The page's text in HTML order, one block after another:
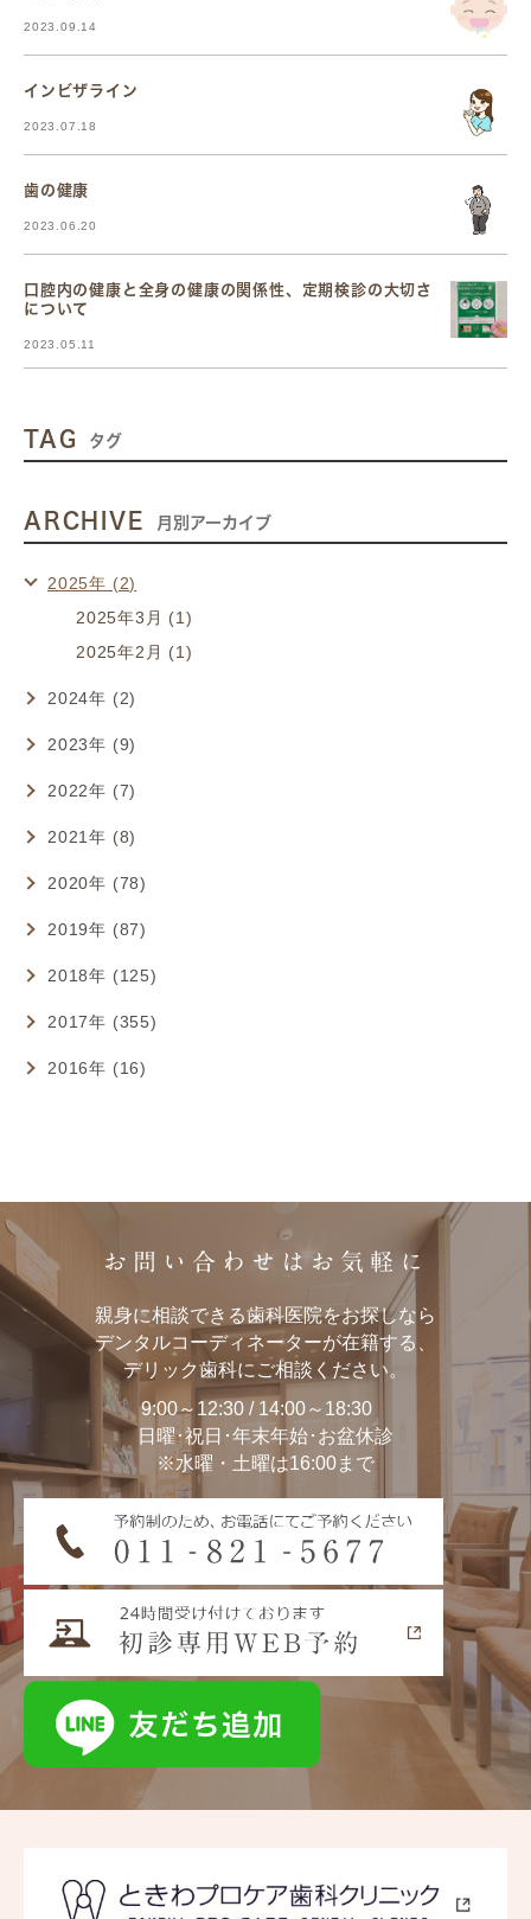
2023.09.14
インビザライン
2023.07.18
歯の健康
2023.06.20
口腔内の健康と全身の健康の関係性、定期検診の大切さ
について
2023.05.11
TAG タグ
ARCHIVE 月別アーカイブ
2025年 (2)
2025年3月 (1)
2025年2月 (1)
2024年 (2)
2023年 (9)
2022年 (7)
2021年 (8)
2020年 (78)
2019年 (87)
2018年 (125)
2017年 (355)
2016年 (16)
お問い合わせはお気軽に
親身に相談できる歯科医院をお探しなら
デンタルコーディネーターが在籍する、
デリック歯科にご相談ください。
9:00～12:30 / 14:00～18:30
日曜･祝日･年末年始･お盆休診
※水曜・土曜は16:00まで